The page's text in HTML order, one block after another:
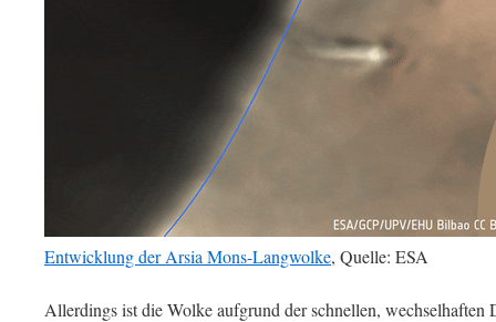
Entwicklung der Arsia Mons-Langwolke, Quelle: ESA
Allerdings ist die Wolke aufgrund der schnellen, wechselhaften